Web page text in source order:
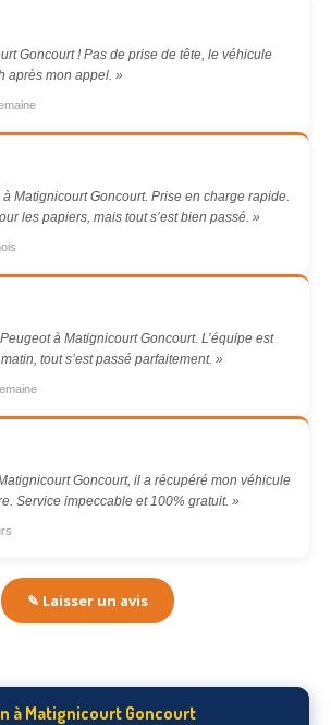
Goncourt ! Pas de prise de tête, le véhicule
après mon appel. »
Matignicourt Goncourt. Prise en charge rapide.
les papiers, mais tout s’est bien passé. »
à Matignicourt Goncourt. L’équipe est
tout s’est passé parfaitement. »
Goncourt, il a récupéré mon véhicule
Service impeccable et 100% gratuit. »
✎ Laisser un avis
à Matignicourt Goncourt